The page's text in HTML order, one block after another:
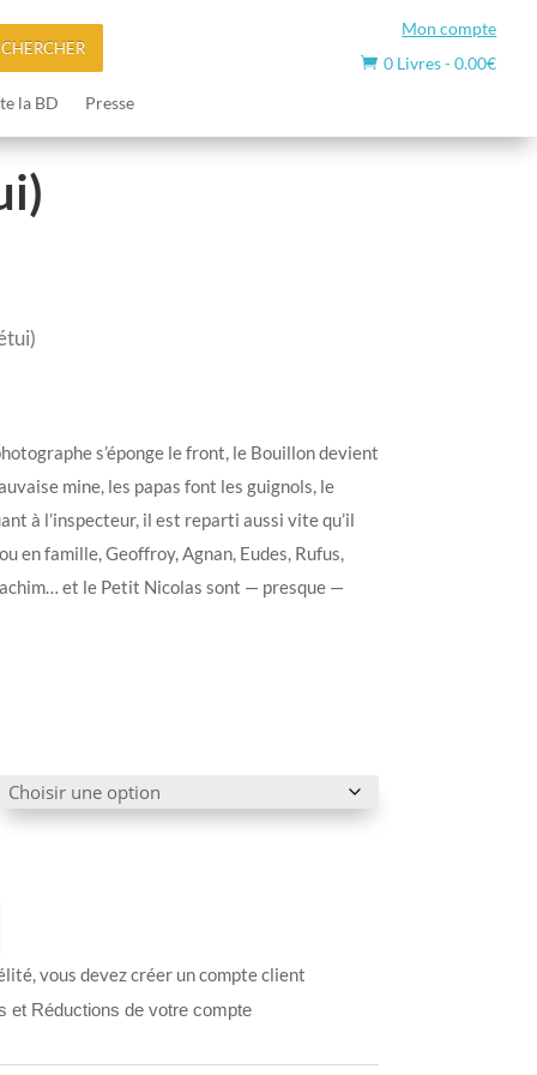
Mon compte
 0 Livres-0.00€
la BD Presse
s’éponge le front, le Bouillon devient
mine, les papas font les guignols, le
à l’inspecteur, il est reparti aussi vite qu’il
en famille, Geoffroy, Agnan, Eudes, Rufus,
et le Petit Nicolas sont — presque —
vous devez créer un compte client
et Réductions de votre compte